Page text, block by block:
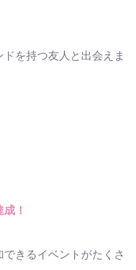
を持つ友人と出会えま
！
きるイベントがたくさ